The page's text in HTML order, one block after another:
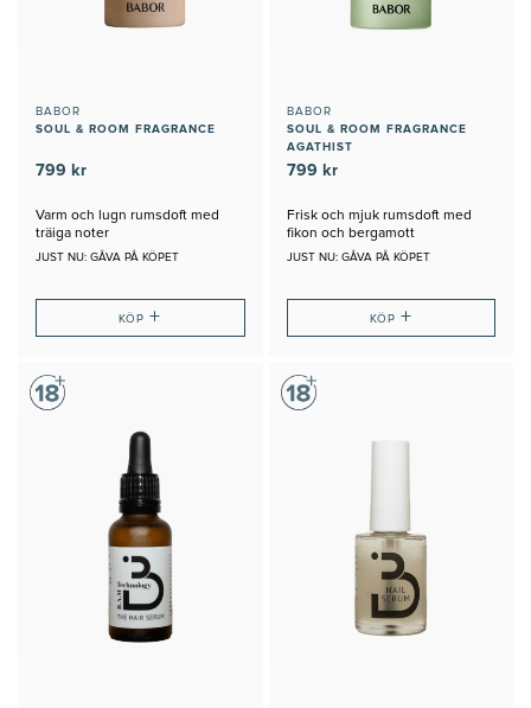
BABOR
SOUL & ROOM FRAGRANCE
799 kr
Varm och lugn rumsdoft med
träiga noter
JUST NU: GÅVA PÅ KÖPET
KÖP+
BABOR
SOUL & ROOM FRAGRANCE
AGATHIST
799 kr
Frisk och mjuk rumsdoft med
fikon och bergamott
JUST NU: GÅVA PÅ KÖPET
KÖP +